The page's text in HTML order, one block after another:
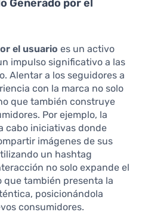
Generado por el
el usuario es un activo
impulso significativo a las
Alentar a los seguidores a
con la marca no solo
que también construye
Por ejemplo, la
cabo iniciativas donde
imágenes de sus
un hashtag
no solo expande el
que también presenta la
posicionándola
consumidores.